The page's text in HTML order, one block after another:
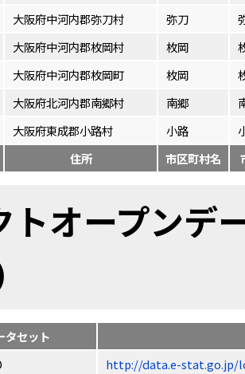
大阪府中河内郡弥刀村 弥刀
大阪府中河内郡枚岡村 枚岡
大阪府中河内郡枚岡町 枚岡
大阪府北河内郡南郷村 南郷
大阪府東成郡小路村 小路
住所 市区町村名
トオープン
タセット
http://data.e-stat.go.jp/